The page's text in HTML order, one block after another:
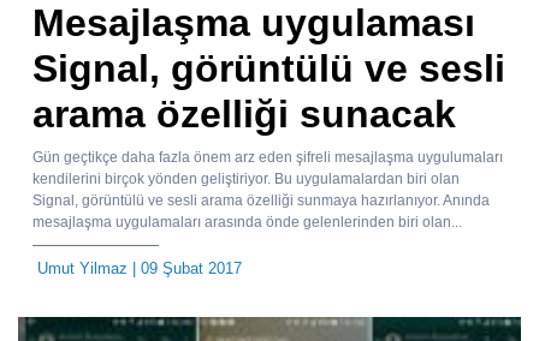
Mesajlaşma uygulaması
Signal, görüntülü ve sesli
arama özelliği sunacak
Gün geçtikçe daha fazla önem arz eden şifreli mesajlaşma uygulumaları
kendilerini birçok yönden geliştiriyor. Bu uygulamalardan biri olan
Signal, görüntülü ve sesli arama özelliği sunmaya hazırlanıyor. Anında
mesajlaşma uygulamaları arasında önde gelenlerinden biri olan...
Umut Yilmaz | 09 Şubat 2017